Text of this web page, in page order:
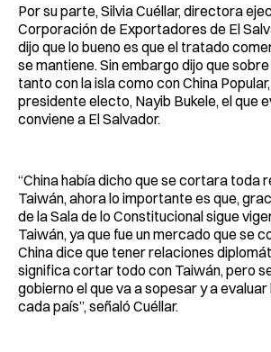
Por su parte, Silvia Cuéllar, directora
Corporación de Exportadores de El
dijo que lo bueno es que el tratado
se mantiene. Sin embargo dijo que
tanto con la isla como con China
presidente electo, Nayib Bukele, el que
conviene a El Salvador.
“China había dicho que se cortara toda
Taiwán, ahora lo importante es que,
de la Sala de lo Constitucional sigue
Taiwán, ya que fue un mercado que se
China dice que tener relaciones
significa cortar todo con Taiwán, pero
gobierno el que va a sopesar y a
cada país”, señaló Cuéllar.